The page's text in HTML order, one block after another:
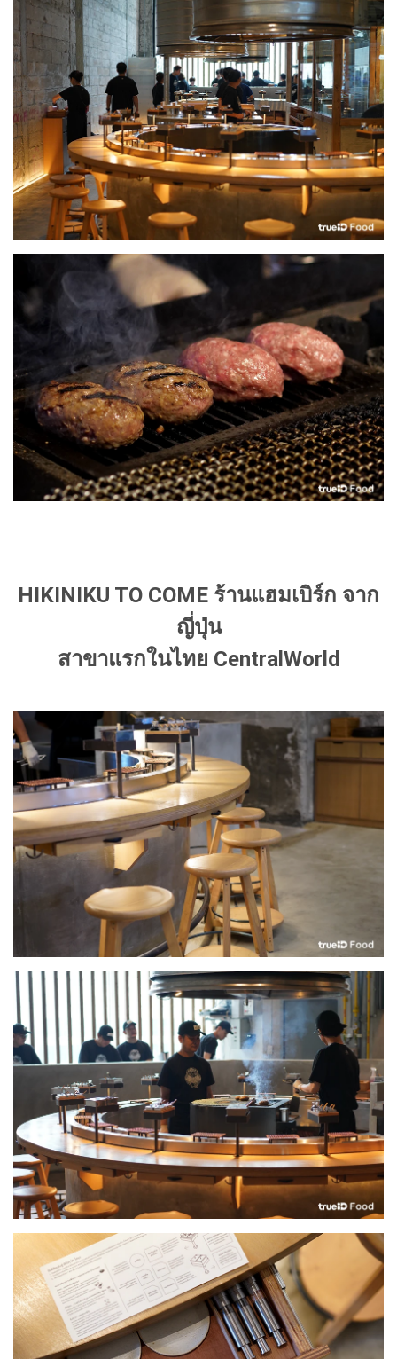
HIKINIKU TO COME ร้านแฮมเบิร์ก จาก
ญี่ปุ่น
สาขาแรกในไทย CentralWorld